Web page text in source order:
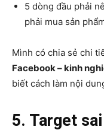
5 dòng đầu phải
phải mua sản
Mình có chia sẻ chi
Facebook – kinh
biết cách làm nội
5. Target